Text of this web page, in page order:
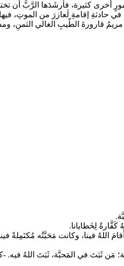
أخرى كثيرة، فأرشَدَها الرَّبُّ أن
كما فعلَتْ أختُها مريم التي "جلسَتْ عندَ قدمَيّ الرّبّ تستمعُ إلى كلامِهِ". يعود ذكرُهُم مرّةًّ ثانيةً
مريمُ قارورةَ الطّيبِ الغالي
كَفَّارةً لِخَطايانا.
اللهُ فينا، وكانت مَحَبَّتُه مُكتَمِلةً
مَن ثَبَتَ في المَحبَّة، ثَبَتَ اللهُ فيه.